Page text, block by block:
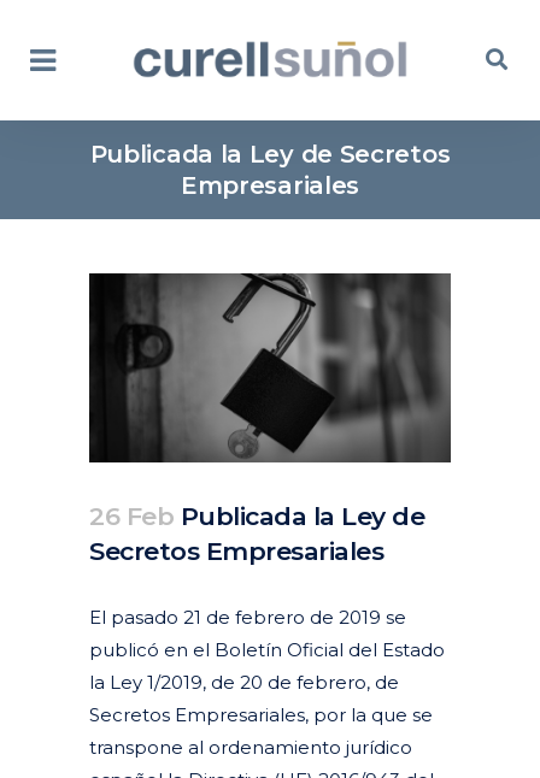
Publicada la Ley de Secretos
Empresariales
26 Feb Publicada la Ley de
Secretos Empresariales
El pasado 21 de febrero de 2019 se
publicó en el Boletín Oficial del Estado
la Ley 1/2019, de 20 de febrero, de
Secretos Empresariales, por la que se
transpone al ordenamiento jurídico